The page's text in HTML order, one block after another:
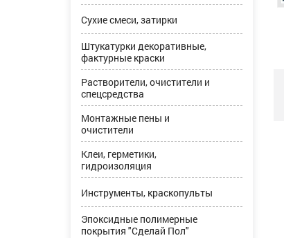
Сухие смеси, затирки
Штукатурки декоративные,
фактурные краски
Растворители, очистители и
спецсредства
Монтажные пены и
очистители
Клеи, герметики,
гидроизоляция
Инструменты, краскопульты
Эпоксидные полимерные
покрытия "Сделай Пол"